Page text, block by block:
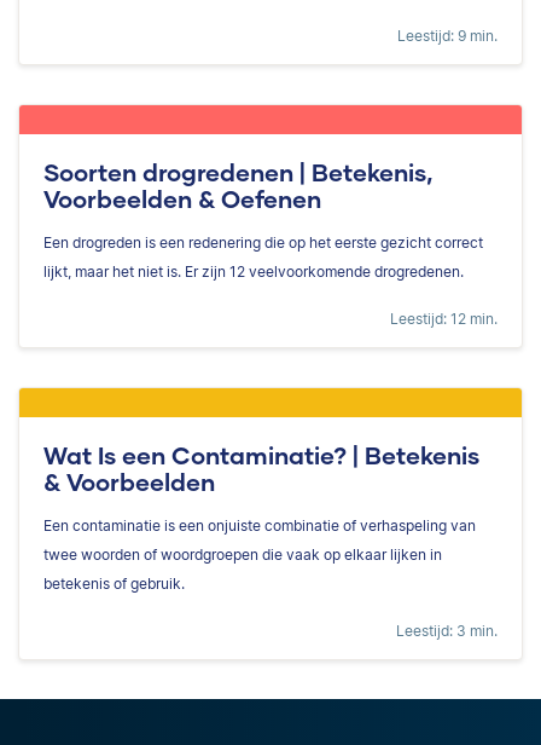
Leestijd: 9 min.
Soorten drogredenen | Betekenis,
Voorbeelden & Oefenen
Een drogreden is een redenering die op het eerste gezicht correct
lijkt, maar het niet is. Er zijn 12 veelvoorkomende drogredenen.
Leestijd: 12 min.
Wat Is een Contaminatie? | Betekenis
& Voorbeelden
Een contaminatie is een onjuiste combinatie of verhaspeling van
twee woorden of woordgroepen die vaak op elkaar lijken in
betekenis of gebruik.
Leestijd: 3 min.